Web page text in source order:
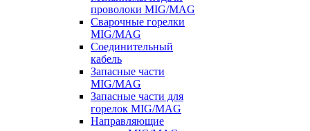
проволоки MIG/MAG
Сварочные горелки
MIG/MAG
Соединительный
кабель
Запасные части
MIG/MAG
Запасные части для
горелок MIG/MAG
Направляющие